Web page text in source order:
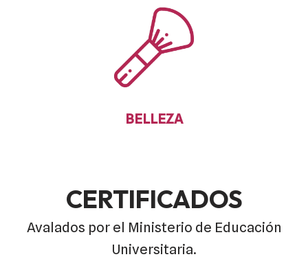
BELLEZA
CERTIFICADOS
Avalados por el Ministerio de Educación
Universitaria.